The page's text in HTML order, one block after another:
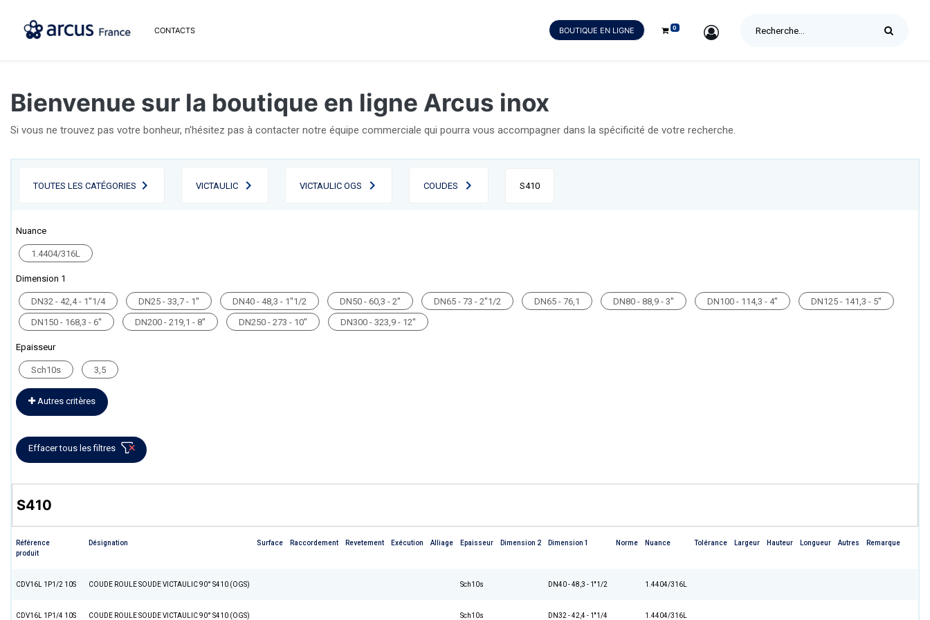
CONTACTS BOUTIQUE EN LIGNE 0 SIGN IN
Bienvenue sur la boutique en ligne Arcus inox
Si vous ne trouvez pas votre bonheur, n'hésitez pas à contacter notre équipe commerciale qui pourra vous accompagner dans la spécificité de votre recherche.
TOUTES LES CATÉGORIES VICTAULIC VICTAULIC OGS COUDES S410
Nuance
1.4404/316L
Dimension 1
DN32 - 42,4 - 1''1/4 DN25 - 33,7 - 1'' DN40 - 48,3 - 1''1/2 DN50 - 60,3 - 2'' DN65 - 73 - 2''1/2 DN65 - 76,1 DN80 - 88,9 - 3'' DN100 - 114,3 - 4''
DN125 - 141,3 - 5''
DN150 - 168,3 - 6''
DN200 - 219,1 - 8'' DN250 - 273 - 10'' DN300 - 323,9 - 12''
Epaisseur
Sch10s 3,5
Autres critères
Effacer tous les filtres
S410
Référence
produit
Désignation Surface Raccordement Revetement Exécution Alliage Epaisseur Dimension 2 Dimension 1 Norme Nuance Tolérance Largeur Hauteur Longueur Autres Remarque
CDV16L 1P1/2 10S COUDE ROULE SOUDE VICTAULIC 90° S410 (OGS) Sch10s DN40 - 48,3 - 1''1/2 1.4404/316L
CDV16L 1P1/4 10S COUDE ROULE SOUDE VICTAULIC 90° S410 (OGS) Sch10s DN32 - 42,4 - 1''1/4 1.4404/316L